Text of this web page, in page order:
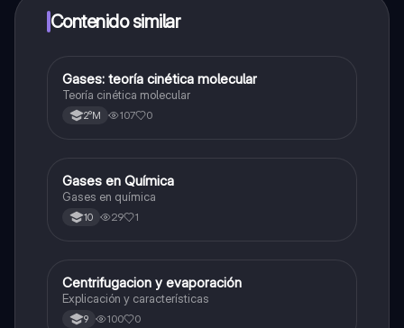
a determinadas funciones.
Contenido similar
Química
Gases: teoría cinética molecular
Teoría cinética molecular
2°M 107 0
Química
Gases en Química
Gases en química
10 29 1
Química
Centrifugacion y evaporación
Explicación y características
9 100 0